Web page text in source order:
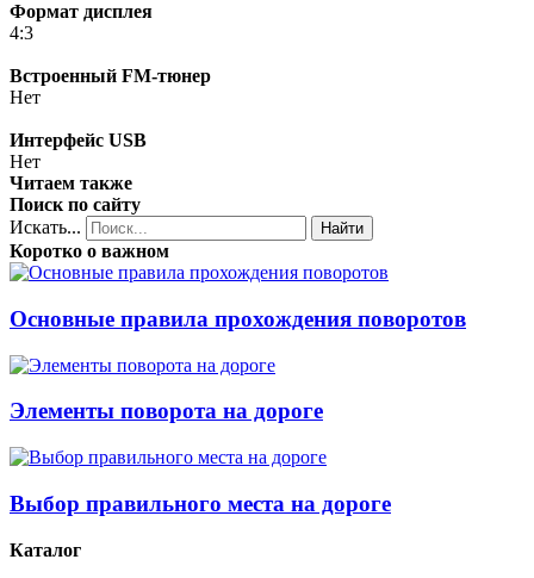
Формат дисплея
4:3
Встроенный FM-тюнер
Нет
Интерфейс USB
Нет
Читаем также
Поиск по сайту
Искать...
Найти
Коротко о важном
Основные правила прохождения поворотов
Элементы поворота на дороге
Выбор правильного места на дороге
Каталог